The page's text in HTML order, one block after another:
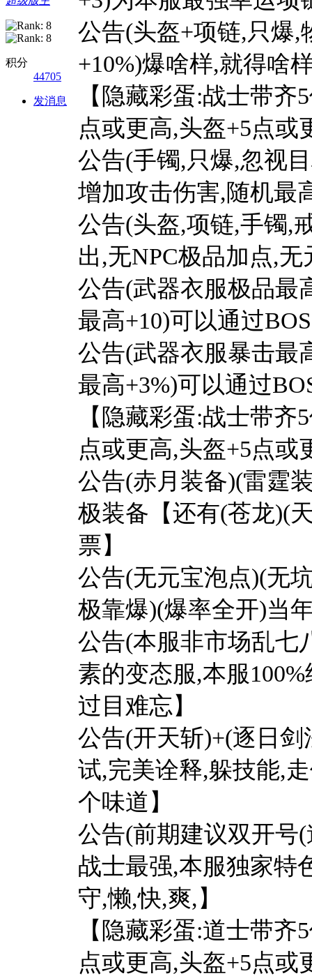
积分
44705
发消息
公告(头盔+项链,只爆,
+10%)爆啥样,就得啥
【隐藏彩蛋:战士带
点或更高,头盔+5点或
公告(手镯,只爆,忽视
增加攻击伤害,随机最
公告(头盔,项链,手镯,
出,无NPC极品加点,
公告(武器衣服极品最
最高+10)可以通过
公告(武器衣服暴击最
最高+3%)可以通过
【隐藏彩蛋:战士带
点或更高,头盔+5点或
公告(赤月装备)(雷霆
极装备【还有(苍龙)(
票】
公告(无元宝泡点)(无
极靠爆)(爆率全开)当
公告(本服非市场乱七
素的变态服,本服
过目难忘】
公告(开天斩)+(逐日
试,完美诠释,躲技能,
个味道】
公告(前期建议双开号
战士最强,本服独家特
守,懒,快,爽,】
【隐藏彩蛋:道士带
点或更高,头盔+5点或